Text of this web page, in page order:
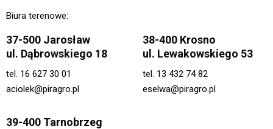
Biura terenowe:
37-500 Jarosław
ul. Dąbrowskiego 18
tel. 16 627 30 01
aciolek@piragro.pl
38-400 Krosno
ul. Lewakowskiego 53
tel. 13 432 74 82
eselwa@piragro.pl
39-400 Tarnobrzeg